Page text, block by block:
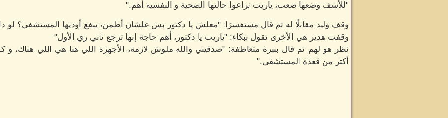
"للأسف وضعها صعب، ياريت تراعوا حالتها الصحية و النفسية أهم."
وقف وليد مقابلًا له ثم قال مستفسرًا: "معلش يا دكتور بس علشان أطمن، ينفع أوديها المستشفى؟ لو
وقفت هدير هي الأخرى تقول ببكاء: "ياريت يا دكتور، أهم حاجة إنها ترجع تاني زي الأول"
نظر هو لهم ثم قال بنبرة متعاطفة: "صدقيني والله ملوش لازمة، الأجهزة اللي هنا هي اللي هناك، و
أكتر من قعدة المستشفى."